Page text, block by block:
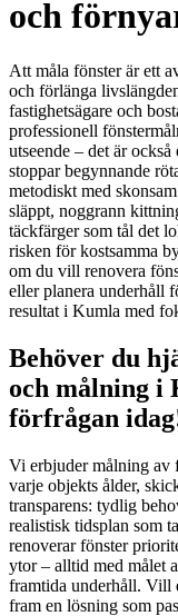
och
Att måla fönster är ett
och förlänga
fastighetsägare och
professionell
utseende – det är
stoppar begynnande
metodiskt med
släppt, noggrann
täckfärger som tål det
risken för kostsamma
om du vill renovera
eller planera underhåll
resultat i Kumla med
Behöver du
och målning i
förfrågan
Vi erbjuder målning av
varje objekts ålder,
transparens: tydlig
realistisk tidsplan som
renoverar fönster
ytor – alltid med målet
framtida underhåll. Vill
fram en lösning som